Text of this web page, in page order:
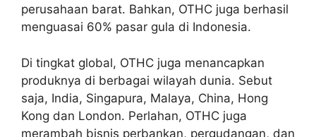
perusahaan barat. Bahkan, OTHC juga berhasil
menguasai 60% pasar gula di Indonesia.
Di tingkat global, OTHC juga menancapkan
produknya di berbagai wilayah dunia. Sebut
saja, India, Singapura, Malaya, China, Hong
Kong dan London. Perlahan, OTHC juga
merambah bisnis perbankan, pergudangan, dan